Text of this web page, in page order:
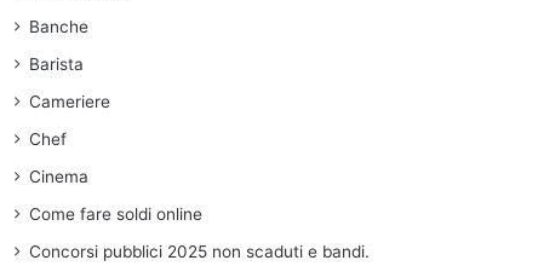
Banche
Barista
Cameriere
Chef
Cinema
Come fare soldi online
Concorsi pubblici 2025 non scaduti e bandi.